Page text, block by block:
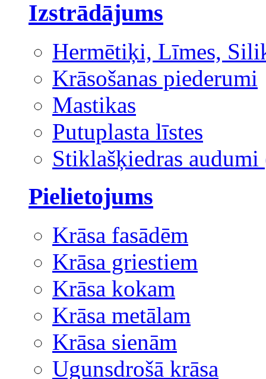
Izstrādājums
Hermētiķi, Līmes,
Krāsošanas piederumi
Mastikas
Putuplasta līstes
Stiklašķiedras audumi
Pielietojums
Krāsa fasādēm
Krāsa griestiem
Krāsa kokam
Krāsa metālam
Krāsa sienām
Ugunsdrošā krāsa